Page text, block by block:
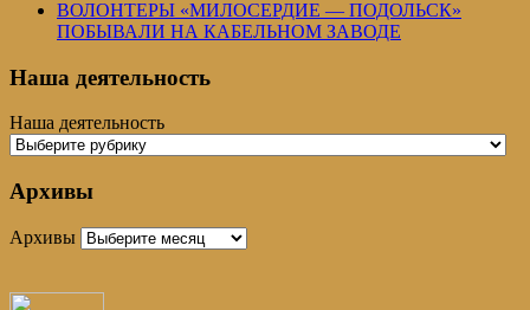
ВОЛОНТЕРЫ «МИЛОСЕРДИЕ — ПОДОЛЬСК»
ПОБЫВАЛИ НА КАБЕЛЬНОМ ЗАВОДЕ
Наша деятельность
Наша деятельность
Архивы
Архивы